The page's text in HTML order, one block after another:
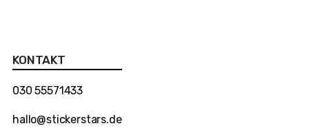
KONTAKT
030 55571433
hallo@stickerstars.de